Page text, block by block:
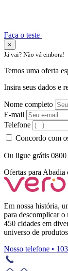
Faça o teste
×
Já vai? Não vá embora!
Temos uma oferta
Insira seus dados e
Nome completo
E-mail
Telefone
Concordo com
Ou ligue grátis
Ofertas para Abadia
Em nossa história,
para descomplicar o
450 cidades em
universo de
Nosso telefone •